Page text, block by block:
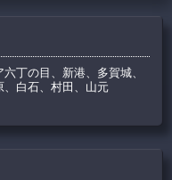
ーできる方大歓迎
始めた女性ドライバーも現在
丁の目、新港、多賀城、
、白石、村田、山元